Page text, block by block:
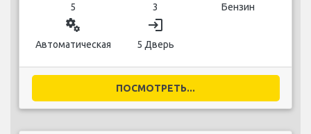
5 3 Бензин
miscellaneous_services
Автоматическая
login
5 Дверь
ПОСМОТРЕТЬ...